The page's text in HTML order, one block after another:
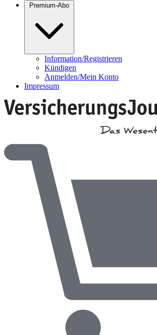
Premium-Abo
Information/Registrieren
Kündigen
Anmelden/Mein Konto
Impressum